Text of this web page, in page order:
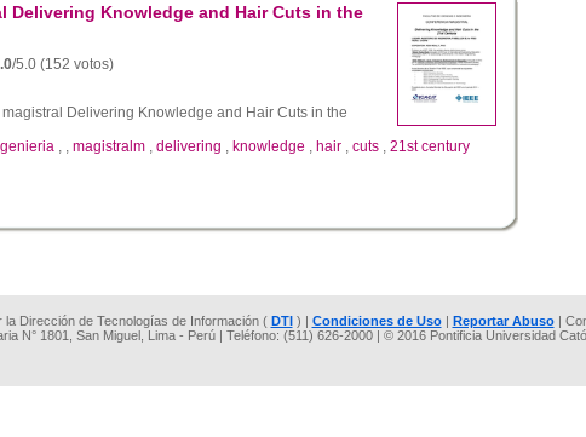
Delivering Knowledge and Hair Cuts in the
/5.0 (152 votos)
Delivering Knowledge and Hair Cuts in the
, , magistralm , delivering , knowledge , hair , cuts , 21st century
la Dirección de Tecnologías de Información ( DTI) | Condiciones de Uso| Reportar Abuso|
N° 1801, San Miguel, Lima - Perú | Teléfono: (511) 626-2000 | © 2016 Pontificia Universidad